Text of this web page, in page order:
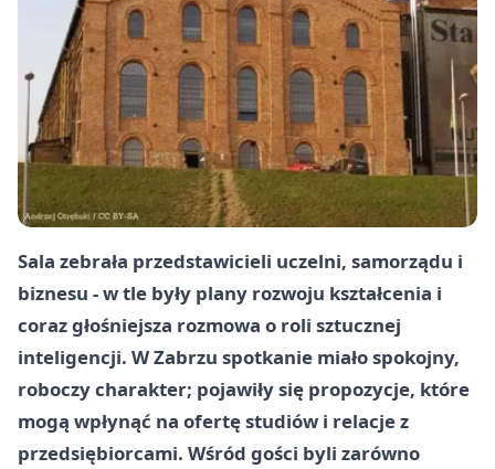
Sala zebrała przedstawicieli uczelni, samorządu i
biznesu - w tle były plany rozwoju kształcenia i
coraz głośniejsza rozmowa o roli sztucznej
inteligencji. W Zabrzu spotkanie miało spokojny,
roboczy charakter; pojawiły się propozycje, które
mogą wpłynąć na ofertę studiów i relacje z
przedsiębiorcami. Wśród gości byli zarówno